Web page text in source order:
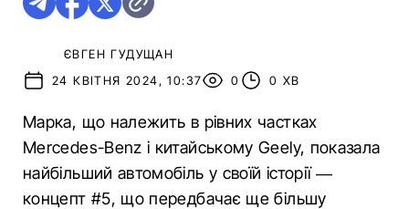
ЄВГЕН ГУДУЩАН
24 КВІТНЯ 2024, 10:37
0 0 ХВ
Марка, що належить в рівних частках
Mercedes-Benz і китайському Geely, показала
найбільший автомобіль у своїй історії —
концепт #5, що передбачає ще більшу